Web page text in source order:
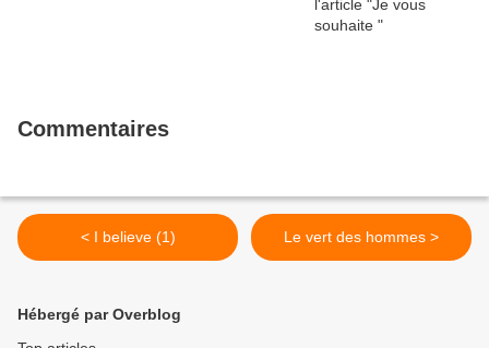
Commentaires
< I believe (1) Le vert des hommes >
Hébergé par Overblog